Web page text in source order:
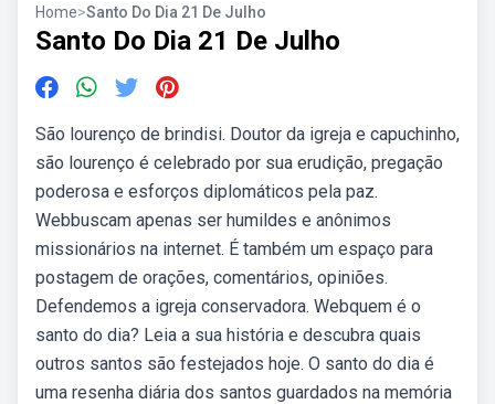
Home>Santo Do Dia 21 De Julho
Santo Do Dia 21 De Julho
São lourenço de brindisi. Doutor da igreja e capuchinho,
são lourenço é celebrado por sua erudição, pregação
poderosa e esforços diplomáticos pela paz.
Webbuscam apenas ser humildes e anônimos
missionários na internet. É também um espaço para
postagem de orações, comentários, opiniões.
Defendemos a igreja conservadora. Webquem é o
santo do dia? Leia a sua história e descubra quais
outros santos são festejados hoje. O santo do dia é
uma resenha diária dos santos guardados na memória